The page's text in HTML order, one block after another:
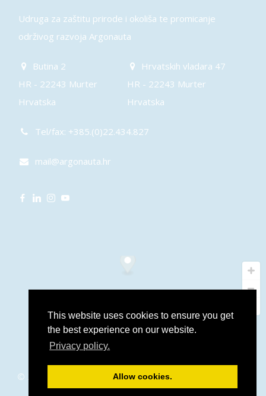
This website uses cookies to ensure you get
the best experience on our website.
Privacy policy.
Allow cookies.
Udruga za zaštitu prirode i okoliša te promicanje
održivog razvoja Argonauta
Butina 2
HR - 22243 Murter
Hrvatska
Hrvatskih vladara 47
HR - 22243 Murter
Hrvatska
Tel/fax: +385.(0)22.434.827
mail@argonauta.hr
© 2016 – 2026 Argonauta.hr. All rights reserved. Support and
programming:Stjepan Tafra.Izjava o privatnosti.